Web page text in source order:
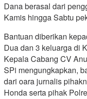
Dana berasal dari
Kamis hingga Sabtu
Bantuan diberikan
Dua dan 3 keluarga di
Kepala Cabang CV
SPi mengungkapkan,
dari oara jurnalis
Honda serta pihak